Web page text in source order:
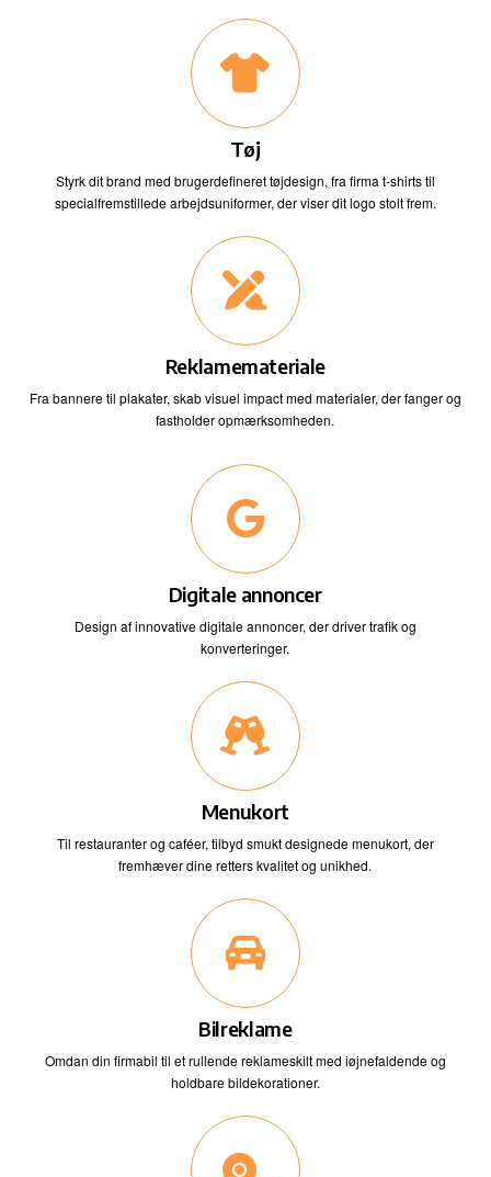
Tøj
Styrk dit brand med brugerdefineret tøjdesign, fra firma t-shirts til
specialfremstillede arbejdsuniformer, der viser dit logo stolt frem.
Reklamemateriale
Fra bannere til plakater, skab visuel impact med materialer, der fanger og
fastholder opmærksomheden.
Digitale annoncer
Design af innovative digitale annoncer, der driver trafik og
konverteringer.
Menukort
Til restauranter og caféer, tilbyd smukt designede menukort, der
fremhæver dine retters kvalitet og unikhed.
Bilreklame
Omdan din firmabil til et rullende reklameskilt med iøjnefaldende og
holdbare bildekorationer.